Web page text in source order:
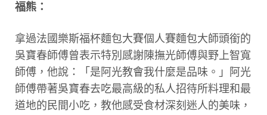
福熊：
拿過法國樂斯福杯麵包大賽個人賽麵包大師頭銜的
吳寶春師傅曾表示特別感謝陳撫光師傅與野上智寬
師傅，他說：「是阿光教會我什麼是品味。」阿光
師傅帶著吳寶春去吃最高級的私人招待所料理和最
道地的民間小吃，教他感受食材深刻迷人的美味，